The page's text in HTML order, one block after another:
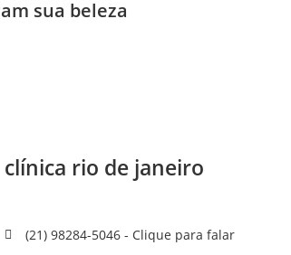
sua beleza
clínica rio de janeiro
(21) 98284-5046 - Clique para falar